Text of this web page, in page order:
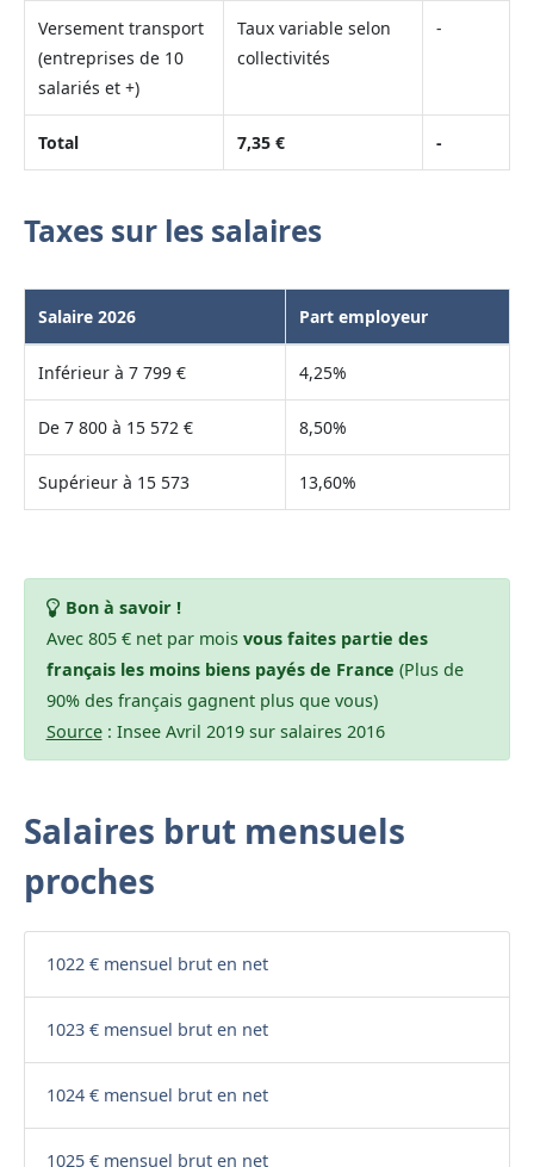
Versement transport
(entreprises de 10
salariés et +)
Taux variable selon
collectivités
-
Total 7,35 € -
Taxes sur les salaires
Salaire 2026 Part employeur
Inférieur à 7 799 € 4,25%
De 7 800 à 15 572 € 8,50%
Supérieur à 15 573 13,60%
Bon à savoir !
Avec 805 € net par mois vous faites partie des
français les moins biens payés de France (Plus de
90% des français gagnent plus que vous)
Source: Insee Avril 2019 sur salaires 2016
Salaires brut mensuels
proches
1022 € mensuel brut en net
1023 € mensuel brut en net
1024 € mensuel brut en net
1025 € mensuel brut en net